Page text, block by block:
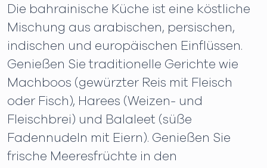
Die bahrainische Küche ist eine köstliche
Mischung aus arabischen, persischen,
indischen und europäischen Einflüssen.
Genießen Sie traditionelle Gerichte wie
Machboos (gewürzter Reis mit Fleisch
oder Fisch), Harees (Weizen- und
Fleischbrei) und Balaleet (süße
Fadennudeln mit Eiern). Genießen Sie
frische Meeresfrüchte in den